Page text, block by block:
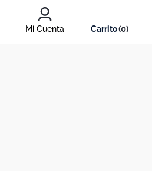
Mi Cuenta 0
de tratamiento de información